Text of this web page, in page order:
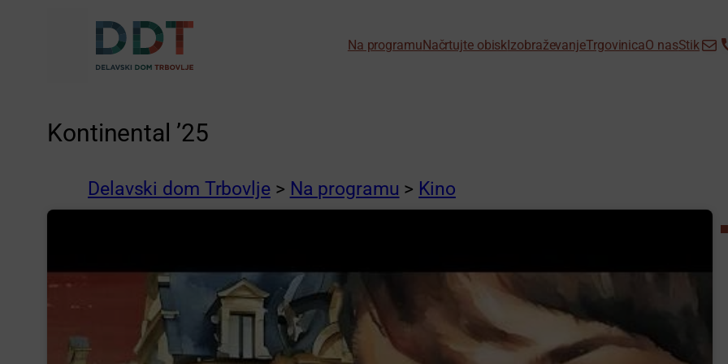
Na programu Načrtujte obisk IzobraževanjeTrgovinicaO nasStik
Kontinental ’25
Delavski dom Trbovlje> Na programu > Kino